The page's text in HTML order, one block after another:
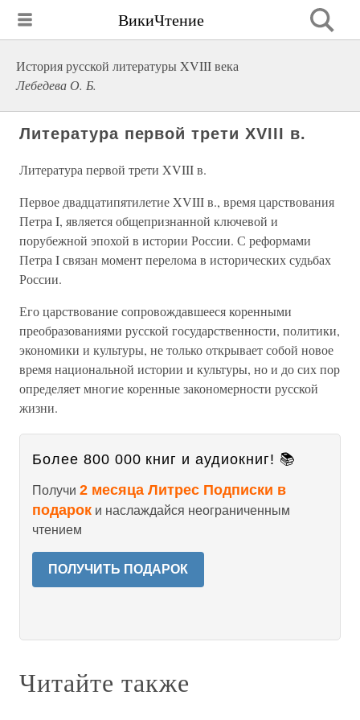
ВикиЧтение
История русской литературы XVIII века
Лебедева О. Б.
Литература первой трети XVIII в.
Литература первой трети XVIII в.
Первое двадцатипятилетие XVIII в., время царствования
Петра I, является общепризнанной ключевой и
порубежной эпохой в истории России. С реформами
Петра I связан момент перелома в исторических судьбах
России.
Его царствование сопровождавшееся коренными
преобразованиями русской государственности, политики,
экономики и культуры, не только открывает собой новое
время национальной истории и культуры, но и до сих пор
определяет многие коренные закономерности русской
жизни.
Более 800 000 книг и аудиокниг! 📚
Получи 2 месяца Литрес Подписки в
подарок и наслаждайся неограниченным
чтением
ПОЛУЧИТЬ ПОДАРОК
Читайте также